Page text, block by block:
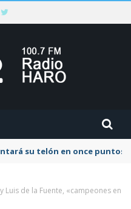
un ciclista accidentado en un
Luis de la Fuente, «campeones en